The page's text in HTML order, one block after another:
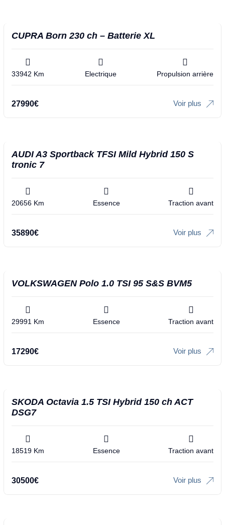
CUPRA Born 230 ch – Batterie XL
33942 Km Electrique Propulsion arrière
27990€ Voir plus
AUDI A3 Sportback TFSI Mild Hybrid 150 S
tronic 7
20656 Km Essence Traction avant
35890€ Voir plus
VOLKSWAGEN Polo 1.0 TSI 95 S&S BVM5
29991 Km Essence Traction avant
17290€ Voir plus
SKODA Octavia 1.5 TSI Hybrid 150 ch ACT
DSG7
18519 Km Essence Traction avant
30500€ Voir plus